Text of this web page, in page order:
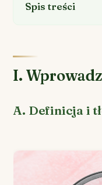
Spis treści
I.
A. Definicja i